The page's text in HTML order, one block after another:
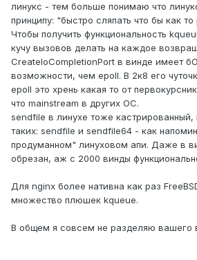
линукс - тем больше понимаю что
принципу: "быстро сляпать что бы как то
Чтобы получить функциональность
кучу вызовов делать на каждое
CreateIoCompletionPort в винде имеет
возможности, чем epoll. В 2к8 его
epoll это хрень какая то от
что mainstream в других ОС.
sendfile в линухе тоже
таких: sendfile и sendfile64 - как
продуманном" линуховом апи. Даже в
обрезан, аж с 2000 винды
Для nginx более нативна как раз
множество плюшек kqueue.
В общем я совсем не разделяю вашего